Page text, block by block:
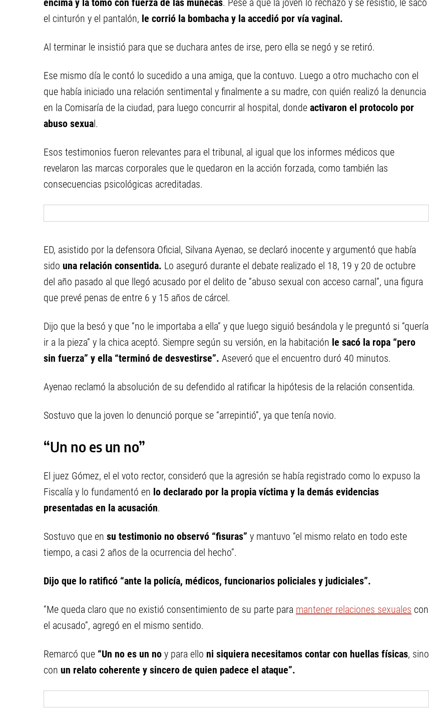
encima y la tomó con fuerza de las muñecas. Pese a que la joven lo rechazó y se resistió, le sacó
el cinturón y el pantalón, le corrió la bombacha y la accedió por vía vaginal.
Al terminar le insistió para que se duchara antes de irse, pero ella se negó y se retiró.
Ese mismo día le contó lo sucedido a una amiga, que la contuvo. Luego a otro muchacho con el
que había iniciado una relación sentimental y finalmente a su madre, con quién realizó la denuncia
en la Comisaría de la ciudad, para luego concurrir al hospital, donde activaron el protocolo por
abuso sexual.
Esos testimonios fueron relevantes para el tribunal, al igual que los informes médicos que
revelaron las marcas corporales que le quedaron en la acción forzada, como también las
consecuencias psicológicas acreditadas.
ED, asistido por la defensora Oficial, Silvana Ayenao, se declaró inocente y argumentó que había
sido una relación consentida. Lo aseguró durante el debate realizado el 18, 19 y 20 de octubre
del año pasado al que llegó acusado por el delito de “abuso sexual con acceso carnal”, una figura
que prevé penas de entre 6 y 15 años de cárcel.
Dijo que la besó y que “no le importaba a ella” y que luego siguió besándola y le preguntó si “quería
ir a la pieza” y la chica aceptó. Siempre según su versión, en la habitación le sacó la ropa “pero
sin fuerza” y ella “terminó de desvestirse”. Aseveró que el encuentro duró 40 minutos.
Ayenao reclamó la absolución de su defendido al ratificar la hipótesis de la relación consentida.
Sostuvo que la joven lo denunció porque se “arrepintió”, ya que tenía novio.
“Un no es un no”
El juez Gómez, el el voto rector, consideró que la agresión se había registrado como lo expuso la
Fiscalía y lo fundamentó en lo declarado por la propia víctima y la demás evidencias
presentadas en la acusación.
Sostuvo que en su testimonio no observó “fisuras” y mantuvo “el mismo relato en todo este
tiempo, a casi 2 años de la ocurrencia del hecho”.
Dijo que lo ratificó “ante la policía, médicos, funcionarios policiales y judiciales”.
“Me queda claro que no existió consentimiento de su parte para mantener relaciones sexuales con
el acusado”, agregó en el mismo sentido.
Remarcó que “Un no es un no y para ello ni siquiera necesitamos contar con huellas físicas, sino
con un relato coherente y sincero de quien padece el ataque”.